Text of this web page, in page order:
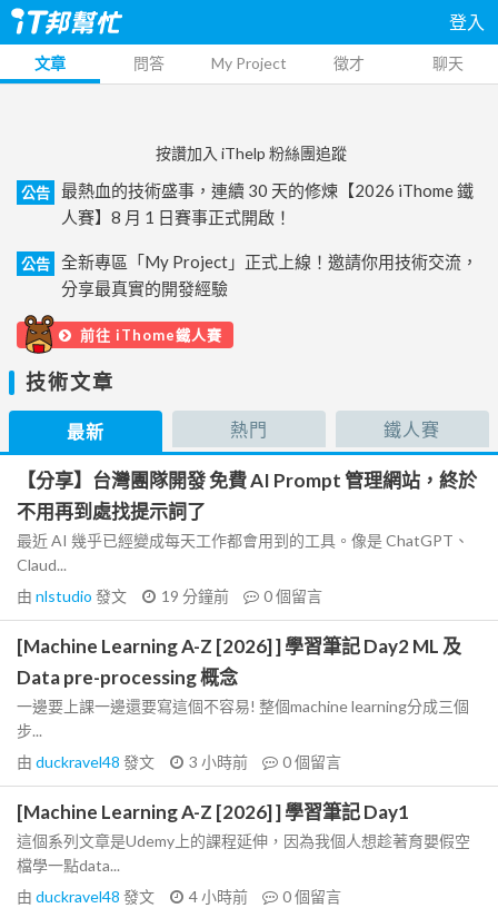
登入
文章 問答 My Project 徵才 聊天
按讚加入 iThelp 粉絲團追蹤
公告
最熱血的技術盛事，連續 30 天的修煉【2026 iThome 鐵
人賽】8 月 1 日賽事正式開啟！
公告
全新專區「My Project」正式上線！邀請你用技術交流，
分享最真實的開發經驗
前往 iThome鐵人賽
技術文章
最新 熱門 鐵人賽
【分享】台灣團隊開發 免費 AI Prompt 管理網站，終於
不用再到處找提示詞了
最近 AI 幾乎已經變成每天工作都會用到的工具。像是 ChatGPT、
Claud...
由 nlstudio 發文 19 分鐘前 0個留言
[Machine Learning A-Z [2026] ] 學習筆記 Day2 ML 及
Data pre-processing 概念
一邊要上課一邊還要寫這個不容易! 整個machine learning分成三個
步...
由 duckravel48 發文 3 小時前 0個留言
[Machine Learning A-Z [2026] ] 學習筆記 Day1
這個系列文章是Udemy上的課程延伸，因為我個人想趁著育嬰假空
檔學一點data...
由 duckravel48 發文 4 小時前 0個留言